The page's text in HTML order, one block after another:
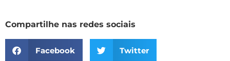
Compartilhe nas redes sociais
Facebook Twitter